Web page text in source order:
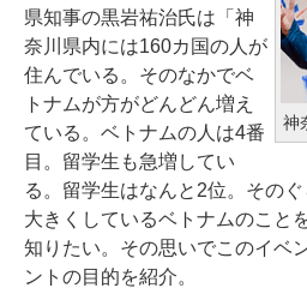
神
県知事の黒岩祐治氏は「神
奈川県内には160カ国の人が
住んでいる。そのなかでベ
トナムが方がどんどん増え
ている。ベトナムの人は4番
目。留学生も急増してい
る。留学生はなんと2位。その
大きくしているベトナムのこと
知りたい。その思いでこのイベ
ントの目的を紹介。